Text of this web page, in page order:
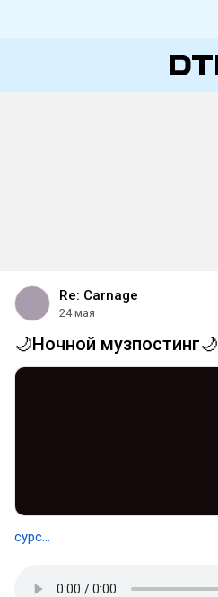
Re: Carnage
24 мая
🌙Ночной музпостинг🌙
сурс...